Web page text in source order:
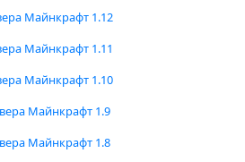
Майнкрафт 1.12
Майнкрафт 1.11
Майнкрафт 1.10
Майнкрафт 1.9
Майнкрафт 1.8